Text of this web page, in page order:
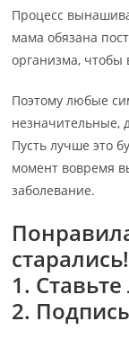
Процесс
мама обязана
организма, чтобы
Поэтому любые
незначительные,
Пусть лучше это
момент вовремя
заболевание.
1. Ставьте
2.